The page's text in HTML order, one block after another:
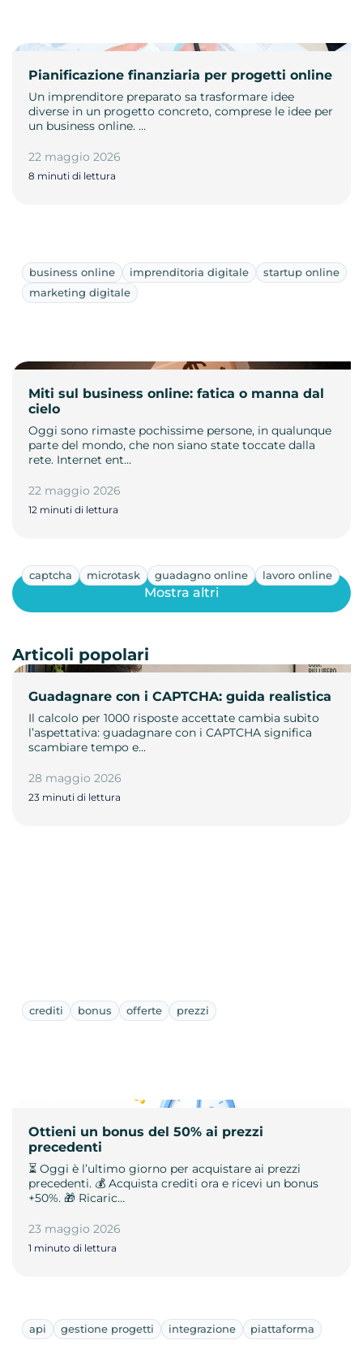
Pianificazione finanziaria per progetti online
Un imprenditore preparato sa trasformare idee
diverse in un progetto concreto, comprese le idee per
un business online. …
22 maggio 2026
8 minuti di lettura
business online imprenditoria digitale
startup online
marketing digitale
Miti sul business online: fatica o manna dal
cielo
Oggi sono rimaste pochissime persone, in qualunque
parte del mondo, che non siano state toccate dalla
rete. Internet ent…
22 maggio 2026
12 minuti di lettura
captcha microtask guadagno online lavoro online
Guadagnare con i CAPTCHA: guida realistica
Il calcolo per 1000 risposte accettate cambia subito
l’aspettativa: guadagnare con i CAPTCHA significa
scambiare tempo e…
28 maggio 2026
23 minuti di lettura
Mostra altri
Articoli popolari
crediti bonus offerte prezzi
Ottieni un bonus del 50% ai prezzi
precedenti
⏳ Oggi è l’ultimo giorno per acquistare ai prezzi
precedenti. 💰 Acquista crediti ora e ricevi un bonus
+50%. 🎁 Ricaric…
23 maggio 2026
1 minuto di lettura
api gestione progetti integrazione piattaforma